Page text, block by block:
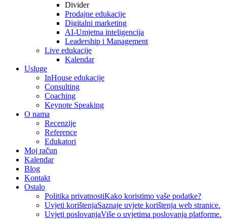
Divider
Prodajne edukacije
Digitalni marketing
AI-Umjetna inteligencija
Leadership i Management
Live edukacije
Kalendar
Usluge
InHouse edukacije
Consulting
Coaching
Keynote Speaking
O nama
Recenzije
Reference
Edukatori
Moj račun
Kalendar
Blog
Kontakt
Ostalo
Politika privatnostiKako koristimo vaše podatke?
Uvjeti korištenjaSaznaje uvjete korištenja web stranice.
Uvjeti poslovanjaViše o uvjetima poslovanja platforme.